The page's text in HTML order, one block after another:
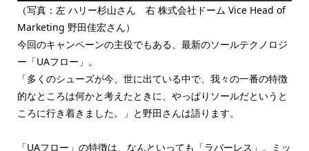
（写真：左 ハリー杉山さん 右 株式会社ドーム Vice Head of
Marketing 野田佳宏さん）
今回のキャンペーンの主役でもある、最新のソールテクノロジ
ー「UAフロー」。
「多くのシューズが今、世に出ている中で、我々の一番の特徴
的なところは何かと考えたときに、やっぱりソールだというと
ころに行き着きました。」と野田さんは語ります。
「UAフロー」の特徴は、なんといっても「ラバーレス」。ミッ